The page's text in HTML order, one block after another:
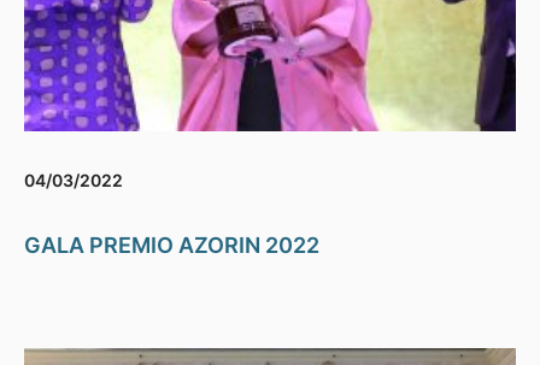
04/03/2022
GALA PREMIO AZORIN 2022